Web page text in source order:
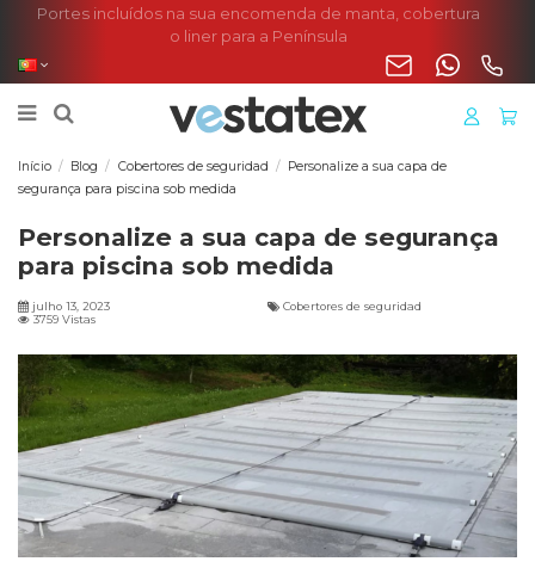
Portes incluídos na sua encomenda de manta, cobertura
o liner para a Península
Início Blog Cobertores de seguridad
Personalize a sua capa de
segurança para piscina sob medida
Personalize a sua capa de segurança
para piscina sob medida
julho 13, 2023
Cobertores de seguridad
3759 Vistas